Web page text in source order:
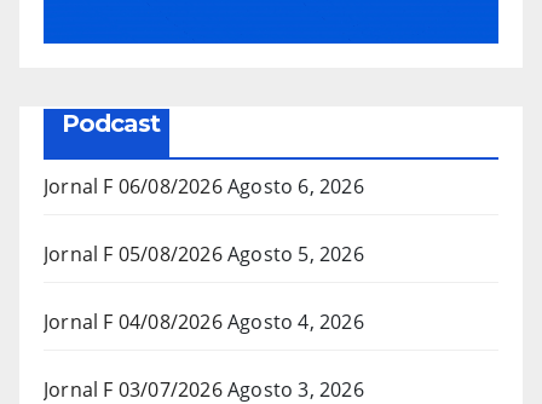
Podcast
Jornal F 06/08/2026Agosto 6, 2026
Jornal F 05/08/2026Agosto 5, 2026
Jornal F 04/08/2026Agosto 4, 2026
Jornal F 03/07/2026Agosto 3, 2026